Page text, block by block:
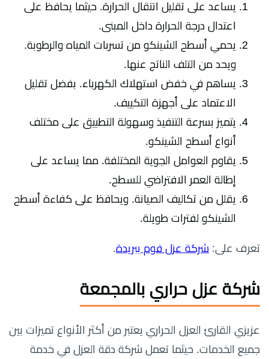
يساعد على تقليل انتقال الحرارة. حيثما يحافظ على
اعتدال درجة الحرارة داخل المبنى.
يحمي أسطح الشينكو من تسربات المياه والرطوبة.
ويحد من التلف الناتج عنها.
يساهم في خفض استهلاك الكهرباء. بفضل تقليل
الاعتماد على أجهزة التكييف.
يتميز بسرعة التنفيذ وسهولة التطبيق على مختلف
أنواع أسطح الشينكو.
يقاوم العوامل الجوية المختلفة. مما يساعد على
إطالة العمر الافتراضي للسطح.
يقلل من تكاليف الصيانة. ويحافظ على كفاءة أسطح
الشينكو لفترات طويلة.
تعرف على: شركة عزل فوم ببريدة.
شركة عزل حراري بالمجمعة
عزيزي القارئ العزل الحراري يعتبر من أكثر الأنواع تميزات بين
جميع الخدمات. حيثما تعمل شركة دقة العزل في خدمة